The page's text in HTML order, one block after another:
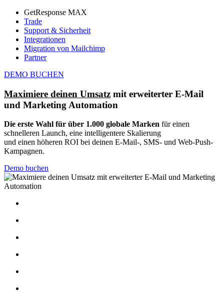
GetResponse MAX
Trade
Support & Sicherheit
Integrationen
Migration von Mailchimp
Partner
DEMO BUCHEN
Maximiere deinen Umsatz mit erweiterter E-Mail
und Marketing Automation
Die erste Wahl für über 1.000 globale Marken für einen
schnelleren Launch, eine intelligentere Skalierung
und einen höheren ROI bei deinen E-Mail-, SMS- und Web-Push-
Kampagnen.
Demo buchen